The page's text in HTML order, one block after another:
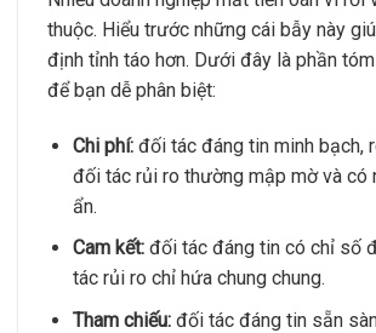
thuộc. Hiểu trước những cái bẫy này
định tỉnh táo hơn. Dưới đây là phần
để bạn dễ phân biệt:
Chi phí:đối tác đáng tin minh bạch,
đối tác rủi ro thường mập mờ và có
ẩn.
Cam kết:đối tác đáng tin có chỉ số
tác rủi ro chỉ hứa chung chung.
Tham chiếu:đối tác đáng tin sẵn